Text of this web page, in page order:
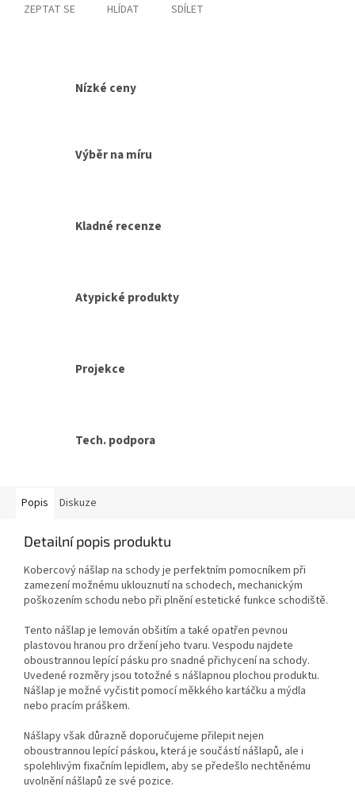
ZEPTAT SE HLÍDAT SDÍLET
Nízké ceny
Výběr na míru
Kladné recenze
Atypické produkty
Projekce
Tech. podpora
Popis Diskuze
Detailní popis produktu
Kobercový nášlap na schody je perfektním pomocníkem při
zamezení možnému uklouznutí na schodech, mechanickým
poškozením schodu nebo při plnění estetické funkce schodiště.
Tento nášlap je lemován obšitím a také opatřen pevnou
plastovou hranou pro držení jeho tvaru. Vespodu najdete
oboustrannou lepící pásku pro snadné přichycení na schody.
Uvedené rozměry jsou totožné s nášlapnou plochou produktu.
Nášlap je možné vyčistit pomocí měkkého kartáčku a mýdla
nebo pracím práškem.
Nášlapy však důrazně doporučujeme přilepit nejen
oboustrannou lepící páskou, která je součástí nášlapů, ale i
spolehlivým fixačním lepidlem, aby se předešlo nechtěnému
uvolnění nášlapů ze své pozice.